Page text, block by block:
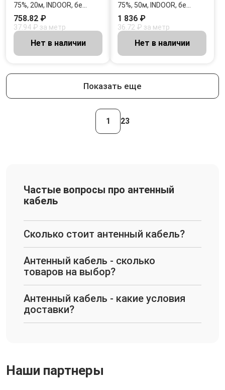
75%, 20м, INDOOR, бе…
758.82 ₽
37.94 ₽ за метр
Нет в наличии
75%, 50м, INDOOR, бе…
1 836 ₽
36.72 ₽ за метр
Нет в наличии
Показать еще
1 23
Частые вопросы про антенный
кабель
Сколько стоит антенный кабель?
Антенный кабель - сколько
товаров на выбор?
Антенный кабель - какие условия
доставки?
Наши партнеры